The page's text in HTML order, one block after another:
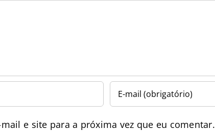
e site para a próxima vez que eu comentar.